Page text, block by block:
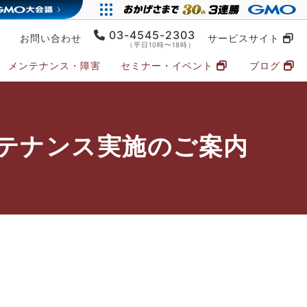
お問い合わせ 03-4545-2303
（平日10時〜18時）
サービスサイト
メンテナンス・障害 セミナー・イベント ブログ
ナンス実施のご案内